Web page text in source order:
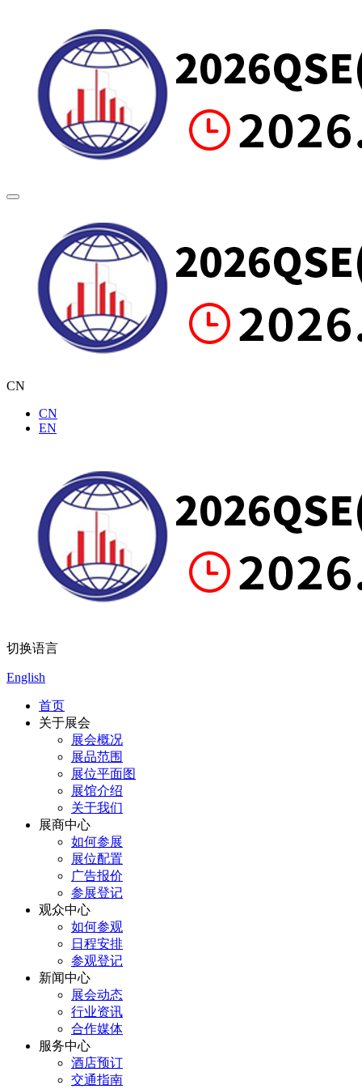
CN
CN
EN
切换语言
English
首页
关于展会
展会概况
展品范围
展位平面图
展馆介绍
关于我们
展商中心
如何参展
展位配置
广告报价
参展登记
观众中心
如何参观
日程安排
参观登记
新闻中心
展会动态
行业资讯
合作媒体
服务中心
酒店预订
交通指南